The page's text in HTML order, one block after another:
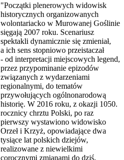
"Początki plenerowych widowisk
historycznych organizowanych
wolontariacko w Murowanej Goślinie
sięgają 2007 roku. Scenariusz
spektakli dynamicznie się zmieniał,
a ich sens stopniowo przeistaczał
- od interpretacji miejscowych legend,
przez przypominanie epizodów
związanych z wydarzeniami
regionalnymi, do tematów
przywołujących ogólnonarodową
historię. W 2016 roku, z okazji 1050.
rocznicy chrztu Polski, po raz
pierwszy wystawiono widowisko
Orzeł i Krzyż, opowiadające dwa
tysiące lat polskich dziejów,
realizowane z niewielkimi
corocznymi zmianami do dziś.